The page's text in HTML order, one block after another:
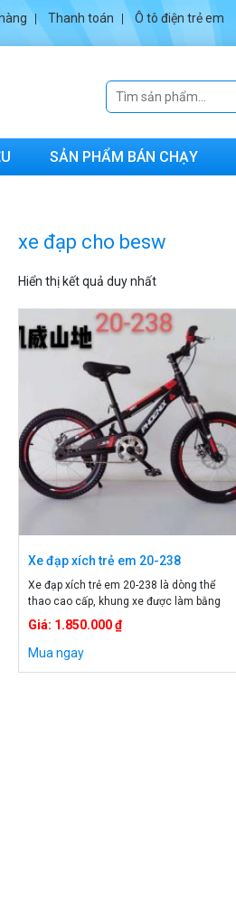
Thanh toán Ô tô điện trẻ em
SẢN PHẨM BÁN CHẠY
xe đạp cho besw
Hiển thị kết quả duy nhất
Xe đạp xích trẻ em 20-238
Xe đạp xích trẻ em 20-238 là dòng thể
thao cao cấp, khung xe được làm bằng
hợp kim chắc chắn, chịu được tải trọng
lớn. Xe có hệ thống phanh đĩa an toàn cho
bé. Đạp xe giúp bé thoải mái tinh thần sau
Giá: 1.850.000 ₫
Mua ngay